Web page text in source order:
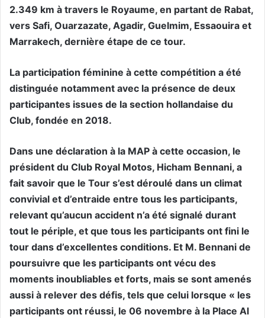
2.349 km à travers le Royaume, en partant de Rabat,
vers Safi, Ouarzazate, Agadir, Guelmim, Essaouira et
Marrakech, dernière étape de ce tour.
La participation féminine à cette compétition a été
distinguée notamment avec la présence de deux
participantes issues de la section hollandaise du
Club, fondée en 2018.
Dans une déclaration à la MAP à cette occasion, le
président du Club Royal Motos, Hicham Bennani, a
fait savoir que le Tour s’est déroulé dans un climat
convivial et d’entraide entre tous les participants,
relevant qu’aucun accident n’a été signalé durant
tout le périple, et que tous les participants ont fini le
tour dans d’excellentes conditions. Et M. Bennani de
poursuivre que les participants ont vécu des
moments inoubliables et forts, mais se sont amenés
aussi à relever des défis, tels que celui lorsque « les
participants ont réussi, le 06 novembre à la Place Al